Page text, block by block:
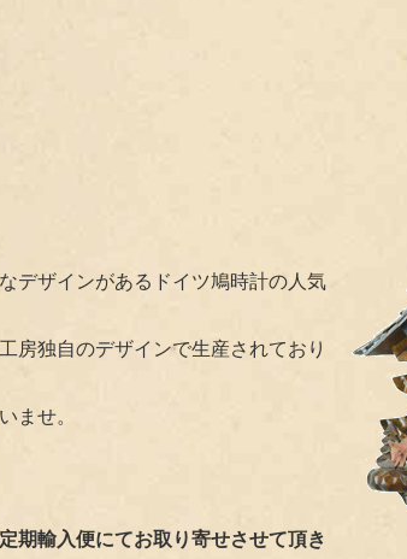
デザインがあるドイツ鳩時計の人気
房独自のデザインで生産されており
ませ。
期輸入便にてお取り寄せさせて頂き